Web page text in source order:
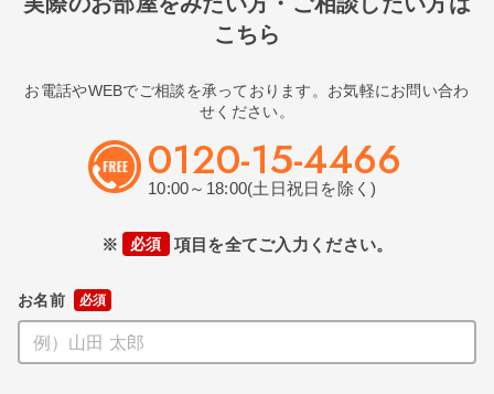
こちら
お電話やWEBでご相談を承っております。お気軽にお問い合わ
せください。
0120-15-4466
10:00～18:00(土日祝日を除く)
※ 必須 項目を全てご入力ください。
お名前